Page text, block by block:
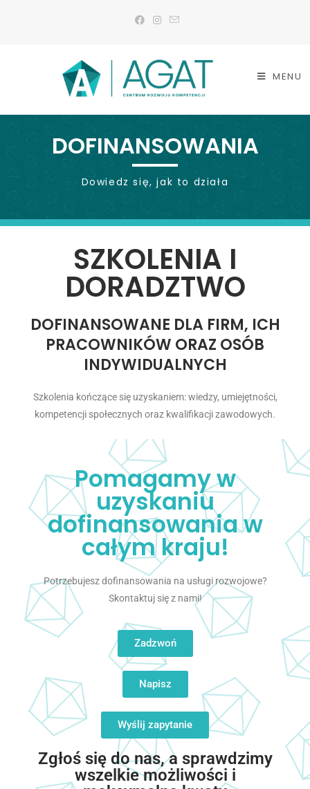
MENU
DOFINANSOWANIA
Dowiedz się, jak to działa
SZKOLENIA I
DORADZTWO
DOFINANSOWANE DLA FIRM, ICH
PRACOWNIKÓW ORAZ OSÓB
INDYWIDUALNYCH
Szkolenia kończące się uzyskaniem: wiedzy, umiejętności,
kompetencji społecznych oraz kwalifikacji zawodowych.
Pomagamy w
uzyskaniu
dofinansowania w
całym kraju!
Potrzebujesz dofinansowania na usługi rozwojowe?
Skontaktuj się z nami!
Zadzwoń
Napisz
Wyślij zapytanie
Zgłoś się do nas, a sprawdzimy
wszelkie możliwości i